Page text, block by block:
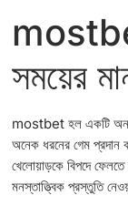
সময়ের
mostbet হল একটি
অনেক ধরনের গেম প্রদান
খেলোয়াড়কে বিপদে
মনস্তাত্ত্বিক প্রস্তুতি